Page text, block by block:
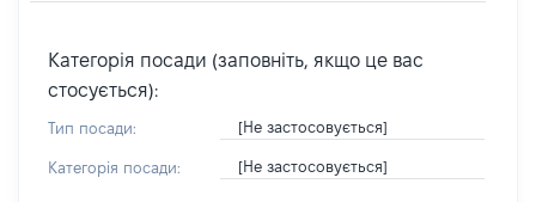
Категорія посади (заповніть, якщо це вас
стосується):
Тип посади: [Не застосовується]
Категорія посади: [Не застосовується]